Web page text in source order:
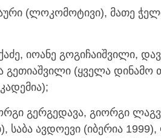
(ლოკომოტივი), მათე
იოანე გოგიჩაიშვილი,
გეთიაშვილი (ყველა დინამო
გერგედავა, გიორგი
საბა ავდოევი (იბერია